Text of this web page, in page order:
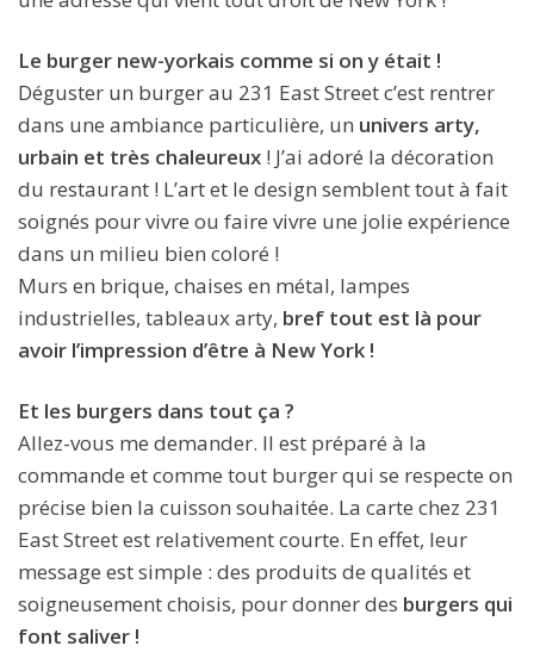
Le burger new-yorkais comme si on y était !
Déguster un burger au 231 East Street c’est rentrer
dans une ambiance particulière, un univers arty,
urbain et très chaleureux ! J’ai adoré la décoration
du restaurant ! L’art et le design semblent tout à fait
soignés pour vivre ou faire vivre une jolie expérience
dans un milieu bien coloré !
Murs en brique, chaises en métal, lampes
industrielles, tableaux arty, bref tout est là pour
avoir l’impression d’être à New York !
Et les burgers dans tout ça ?
Allez-vous me demander. Il est préparé à la
commande et comme tout burger qui se respecte on
précise bien la cuisson souhaitée. La carte chez 231
East Street est relativement courte. En effet, leur
message est simple : des produits de qualités et
soigneusement choisis, pour donner des burgers qui
font saliver !